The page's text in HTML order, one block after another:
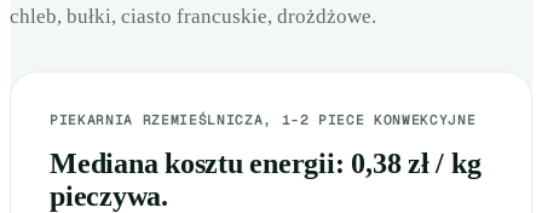
chleb, bułki, ciasto francuskie, drożdżowe.
PIEKARNIA RZEMIEŚLNICZA, 1-2 PIECE KONWEKCYJNE
Mediana kosztu energii: 0,38 zł / kg
pieczywa.